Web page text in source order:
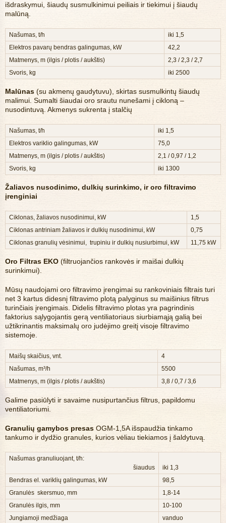
išdraskymui, šiaudų susmulkinimui peiliais ir tiekimui į šiaudų
malūną.
Našumas, t/h
iki 1,5
Elektros pavarų bendras galingumas, kW
42,2
Matmenys, m (ilgis / plotis / aukštis)
2,3 / 2,3 / 2,7
Svoris, kg
iki 2500
Malūnas (su akmenų gaudytuvu), skirtas susmulkintų šiaudų
malimui. Sumalti šiaudai oro srautu nunešami į cikloną –
nusodintuvą. Akmenys sukrenta į stalčių
Našumas, t/h
iki 1,5
Elektros variklio galingumas, kW
75,0
Matmenys, m (ilgis / plotis / aukštis)
2,1 / 0,97 / 1,2
Svoris, kg
iki 1300
Žaliavos nusodinimo, dulkių surinkimo, ir oro filtravimo
įrenginiai
Ciklonas, žaliavos nusodinimui, kW
1,5
Ciklonas antriniam žaliavos ir dulkių nusodinimui, kW
0,75
Ciklonas granulių vėsinimui, trupiniu ir dulkių nusiurbimui, kW
11,75 kW
Oro Filtras EKO (filtruojančios rankovės ir maišai dulkių
surinkimui).
Mūsų naudojami oro filtravimo įrengimai su rankoviniais filtrais turi
net 3 kartus didesnį filtravimo plotą palyginus su maišinius filtrus
turinčiais įrengimais. Didelis filtravimo plotas yra pagrindinis
faktorius sąlygojantis gerą ventiliatoriaus siurbiamąją galią bei
užtikrinantis maksimalų oro judėjimo greitį visoje filtravimo
sistemoje.
Maišų skaičius, vnt.
4
Našumas, m³/h
5500
Matmenys, m (ilgis / plotis / aukštis)
3,8 / 0,7 / 3,6
Galime pasiūlyti ir savaime nusipurtančius filtrus, papildomu
ventiliatoriumi.
Granulių gamybos presas OGM-1,5A išspaudžia tinkamo
tankumo ir dydžio granules, kurios vėliau tiekiamos į šaldytuvą.
Našumas granuliuojant, t/h:
šiaudus
iki 1,3
Bendras el. variklių galingumas, kW
98,5
Granulės skersmuo, mm
1,8-14
Granulės ilgis, mm
10-100
Jungiamoji medžiaga
vanduo